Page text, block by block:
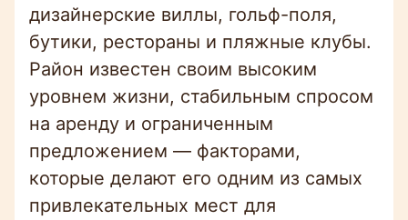
дизайнерские виллы, гольф-поля,
бутики, рестораны и пляжные клубы.
Район известен своим высоким
уровнем жизни, стабильным спросом
на аренду и ограниченным
предложением — факторами,
которые делают его одним из самых
привлекательных мест для